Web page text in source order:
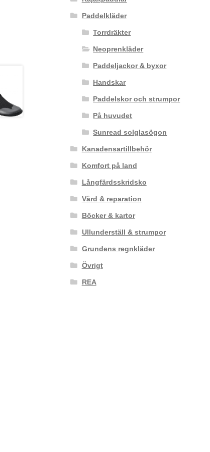
Paddelkläder
Torrdräkter
Neoprenkläder
Paddeljackor & byxor
Handskar
Paddelskor och strumpor
På huvudet
Sunread solglasögon
Kanadensartillbehör
Komfort på land
Långfärdsskridsko
Vård & reparation
Böcker & kartor
Ullunderställ & strumpor
Grundens regnkläder
Övrigt
REA